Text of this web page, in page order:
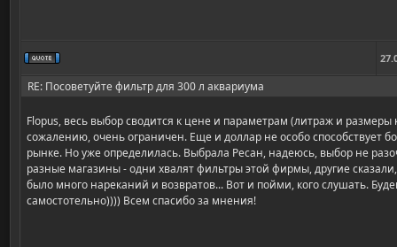
RE: Посоветуйте фильтр для 300 л аквариума
Flopus, весь выбор сводится к цене и параметрам (литраж и размеры
сожалению, очень ограничен. Еще и доллар не особо способствует
рынке. Но уже определилась. Выбрала Ресан, надеюсь, выбор не
разные магазины - одни хвалят фильтры этой фирмы, другие сказали,
было много нареканий и возвратов... Вот и пойми, кого слушать.
самостотельно)))) Всем спасибо за мнения!